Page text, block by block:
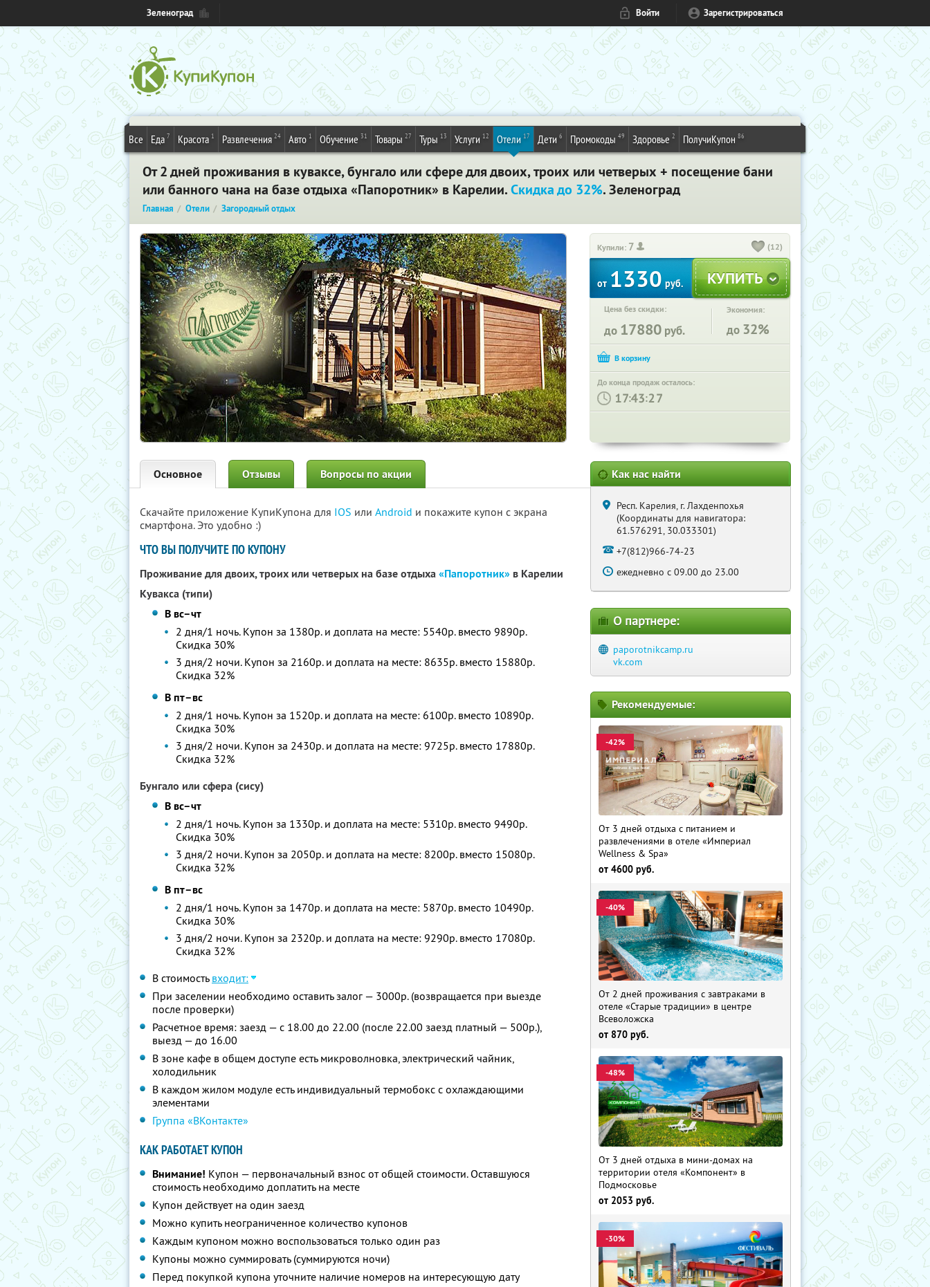
Зеленоград Войти Зарегистрироваться
Все Еда 7 Красота 1 Развлечения 24 Авто 1 Обучение 31 Товары 27 Туры 13 Услуги 12 Отели 17 Дети 6 Промокоды 49 Здоровье 2 ПолучиКупон 86
От 2 дней проживания в куваксе, бунгало или сфере для двоих, троих или четверых + посещение бани
или банного чана на базе отдыха «Папоротник» в Карелии.Скидка до 32%. Зеленоград
Главная Отели Загородный отдых
Купили: 7 (12)
от 1330 руб.
Цена без скидки:
до 17880 руб.
Экономия:
до 32%
До конца продаж осталось:
: :
Основное Отзывы Вопросы по акции
Скачайте приложение КупиКупона для IOS или Android и покажите купон с экрана
смартфона. Это удобно :)
ЧТО ВЫ ПОЛУЧИТЕ ПО КУПОНУ
Проживание для двоих, троих или четверых на базе отдыха«Папоротник» в Карелии
Кувакса (типи)
В вс–чт
2 дня/1 ночь. Купон за 1380р. и доплата на месте: 5540р. вместо 9890р.
Скидка 30%
3 дня/2 ночи. Купон за 2160р. и доплата на месте: 8635р. вместо 15880р.
Скидка 32%
В пт–вс
2 дня/1 ночь. Купон за 1520р. и доплата на месте: 6100р. вместо 10890р.
Скидка 30%
3 дня/2 ночи. Купон за 2430р. и доплата на месте: 9725р. вместо 17880р.
Скидка 32%
Бунгало или сфера (сису)
В вс–чт
2 дня/1 ночь. Купон за 1330р. и доплата на месте: 5310р. вместо 9490р.
Скидка 30%
3 дня/2 ночи. Купон за 2050р. и доплата на месте: 8200р. вместо 15080р.
Скидка 32%
В пт–вс
2 дня/1 ночь. Купон за 1470р. и доплата на месте: 5870р. вместо 10490р.
Скидка 30%
3 дня/2 ночи. Купон за 2320р. и доплата на месте: 9290р. вместо 17080р.
Скидка 32%
В стоимость входит:
При заселении необходимо оставить залог — 3000р. (возвращается при выезде
после проверки)
Расчетное время: заезд — с 18.00 до 22.00 (после 22.00 заезд платный — 500р.),
выезд — до 16.00
В зоне кафе в общем доступе есть микроволновка, электрический чайник,
холодильник
В каждом жилом модуле есть индивидуальный термобокс с охлаждающими
элементами
Группа «ВКонтакте»
КАК РАБОТАЕТ КУПОН
Внимание! Купон — первоначальный взнос от общей стоимости. Оставшуюся
стоимость необходимо доплатить на месте
Купон действует на один заезд
Можно купить неограниченное количество купонов
Каждым купоном можно воспользоваться только один раз
Купоны можно суммировать (суммируются ночи)
Перед покупкой купона уточните наличие номеров на интересующую дату
Как нас найти
Респ. Карелия, г. Лахденпохья
(Координаты для навигатора:
61.576291, 30.033301)
+7(812)966-74-23
ежедневно с 09.00 до 23.00
О партнере:
paporotnikcamp.ru
vk.com
Рекомендуемые:
-42%
От 3 дней отдыха с питанием и
развлечениями в отеле «Империал
Wellness & Spa»
от 4600 руб.
-40%
От 2 дней проживания с завтраками в
отеле «Старые традиции» в центре
Всеволожска
от 870 руб.
-48%
От 3 дней отдыха в мини-домах на
территории отеля «Компонент» в
Подмосковье
от 2053 руб.
-30%